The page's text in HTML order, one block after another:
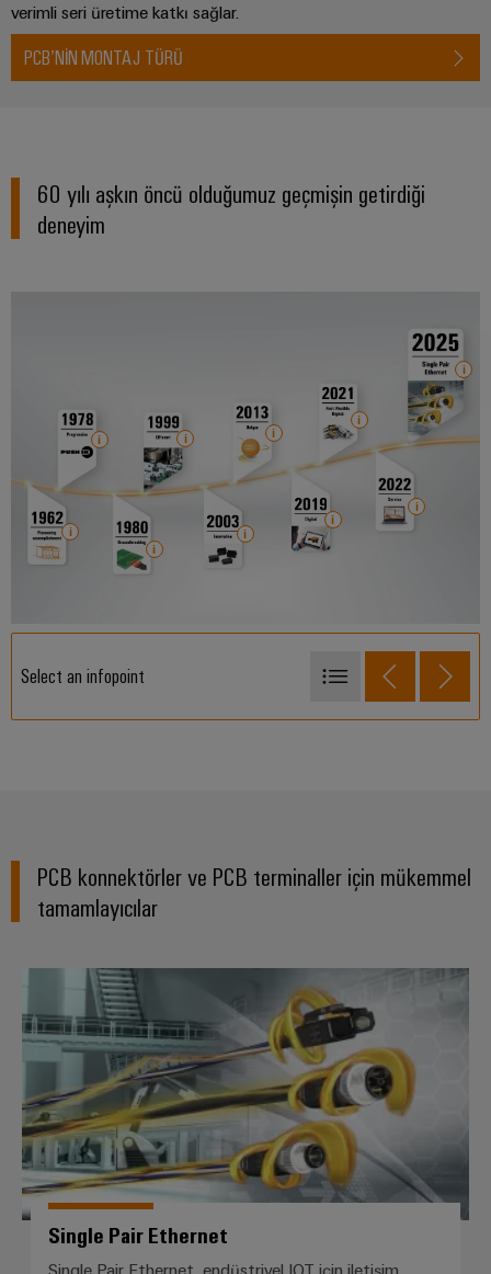
verimli seri üretime katkı sağlar.
PCB’NIN MONTAJ TÜRÜ
60 yılı aşkın öncü olduğumuz geçmişin getirdiği
deneyim
Select an infopoint
1962
2003
2013
2022
PCB konnektörler ve PCB terminaller için mükemmel
tamamlayıcılar
Single Pair Ethernet
Single Pair Ethernet
Single Pair Ethernet, endüstriyel IOT için iletişim